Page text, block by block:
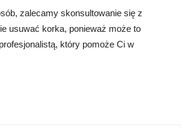
zalecamy skonsultowanie się z
usuwać korka, ponieważ może to
który pomoże Ci w